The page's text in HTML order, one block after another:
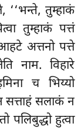
‘‘भन्ते, तुम्हाकं
तुम्हाकं पत्तं
अत्तनो पत्ते
नाम. विहारे
च भिय्यो
सत्ताहं सलाकं न
हुत्वा